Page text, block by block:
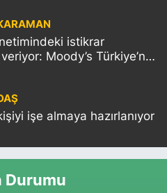
istikrar
Moody’s Türkiye’nin
işe almaya hazırlanıyor
Durumu